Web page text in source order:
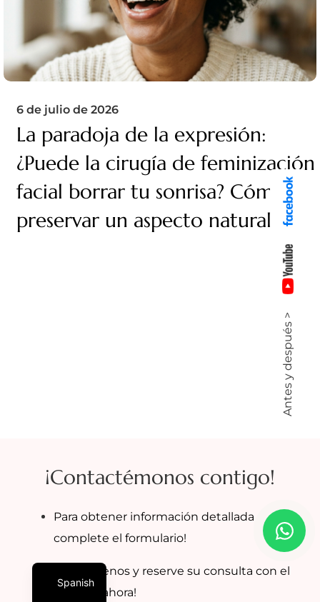
6 de julio de 2026
La paradoja de la expresión:
¿Puede la cirugía de feminización
facial borrar tu sonrisa? Cómo
preservar un aspecto natural.
¡Contactémonos contigo!
Para obtener información detallada
complete el formulario!
¡Contáctenos y reserve su consulta con el
Dr. MFO ahora!
Antes y después >
Spanish